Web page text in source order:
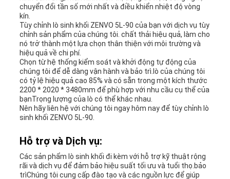
WEB
CHÍNH
SÁCH
BẢO
MẬT
chuyển đổi tần số mới nhất và điều khiển nhiệt độ vòng
kín.
Tùy chỉnh lò sinh khối ZENVO 5L-90 của bạn với dịch vụ tùy
chỉnh sản phẩm của chúng tôi. chất thải hiệu quả, làm cho
nó trở thành một lựa chọn thân thiện với môi trường và
hiệu quả về chi phí.
Chọn từ hệ thống kiểm soát và khởi động tự động của
chúng tôi để dễ dàng vận hành và bảo trì.lò của chúng tôi
có tỷ lệ hiệu quả cao 85% và có sẵn trong một kích thước
2200 * 2020 * 3480mm để phù hợp với nhu cầu cụ thể của
bạnTrọng lượng của lò có thể khác nhau.
Nên hãy liên hệ với chúng tôi ngay hôm nay để tùy chỉnh lò
sinh khối ZENVO 5L-90.
Hỗ trợ và Dịch vụ:
Các sản phẩm lò sinh khối đi kèm với hỗ trợ kỹ thuật rộng
rãi và dịch vụ để đảm bảo hiệu suất tối ưu và tuổi thọ.bảo
trìChúng tôi cung cấp đào tạo và các nguồn lực để giúp